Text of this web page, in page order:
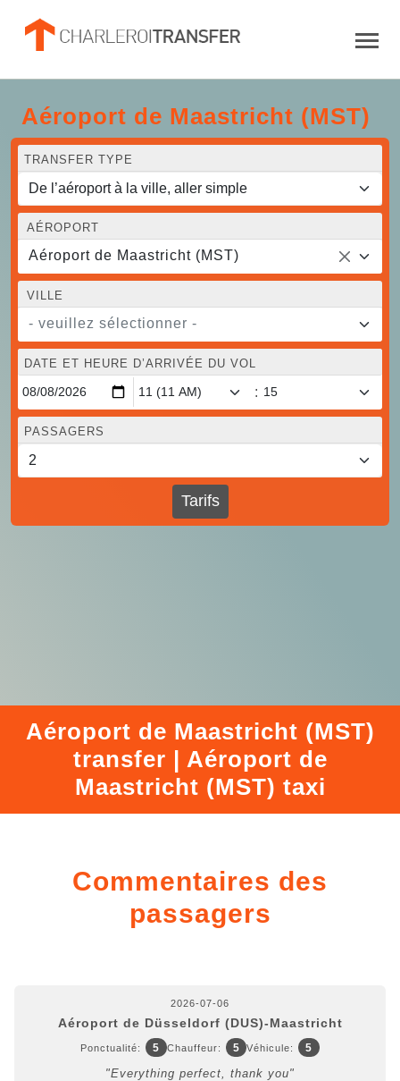
Aéroport de Maastricht (MST)
TRANSFER TYPE
AÉROPORT
Aéroport de Maastricht (MST)
VILLE
- veuillez sélectionner -
DATE ET HEURE D’ARRIVÉE DU VOL
:
PASSAGERS
Tarifs
Aéroport de Maastricht (MST)
transfer | Aéroport de
Maastricht (MST) taxi
Commentaires des
passagers
2026-07-06
Aéroport de Düsseldorf (DUS)-Maastricht
Ponctualité: 5 Chauffeur: 5 Véhicule: 5
"Everything perfect, thank you"